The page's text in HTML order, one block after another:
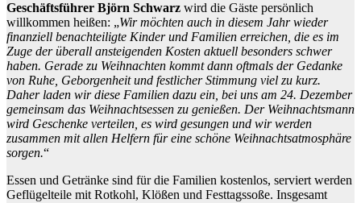
Geschäftsführer Björn Schwarz wird die Gäste persönlich
willkommen heißen: „Wir möchten auch in diesem Jahr wieder
finanziell benachteiligte Kinder und Familien erreichen, die es im
Zuge der überall ansteigenden Kosten aktuell besonders schwer
haben. Gerade zu Weihnachten kommt dann oftmals der Gedanke
von Ruhe, Geborgenheit und festlicher Stimmung viel zu kurz.
Daher laden wir diese Familien dazu ein, bei uns am 24. Dezember
gemeinsam das Weihnachtsessen zu genießen. Der Weihnachtsmann
wird Geschenke verteilen, es wird gesungen und wir werden
zusammen mit allen Helfern für eine schöne Weihnachtsatmosphäre
sorgen.“
Essen und Getränke sind für die Familien kostenlos, serviert werden
Geflügelteile mit Rotkohl, Klößen und Festtagssoße. Insgesamt